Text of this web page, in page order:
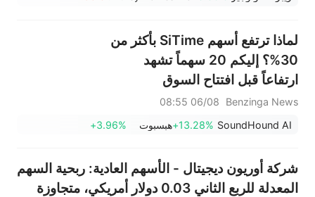
وAAOI >16%، وPOET >14%
لماذا ترتفع أسهم SiTime بأكثر من
30%؟ إليكم 20 سهماً تشهد
ارتفاعاً قبل افتتاح السوق
Benzinga News
06/08 08:55
SoundHound AI
+13.28%هبسبوت +3.96%
شركة أوريون ديجيتال - الأسهم العادية: ربحية السهم
المعدلة للربع الثاني 0.03 دولار أمريكي، متجاوزة